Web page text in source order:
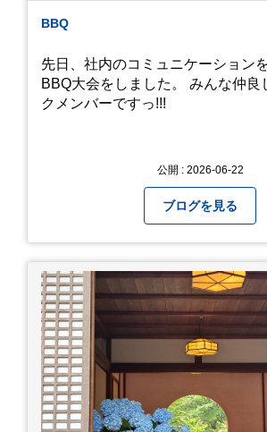
BBQ
先日、社内のコミュニケーション
BBQ大会をしました。 みんな仲良
クメンバーですっ!!!
公開 : 2026-06-22
ブログを見る